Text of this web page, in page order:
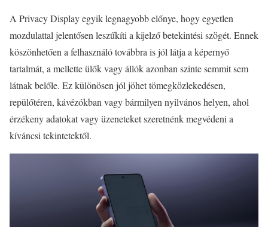
A Privacy Display egyik legnagyobb előnye, hogy egyetlen
mozdulattal jelentősen leszűkíti a kijelző betekintési szögét. Ennek
köszönhetően a felhasználó továbbra is jól látja a képernyő
tartalmát, a mellette ülők vagy állók azonban szinte semmit sem
látnak belőle. Ez különösen jól jöhet tömegközlekedésen,
repülőtéren, kávézókban vagy bármilyen nyilvános helyen, ahol
érzékeny adatokat vagy üzeneteket szeretnénk megvédeni a
kíváncsi tekintetektől.